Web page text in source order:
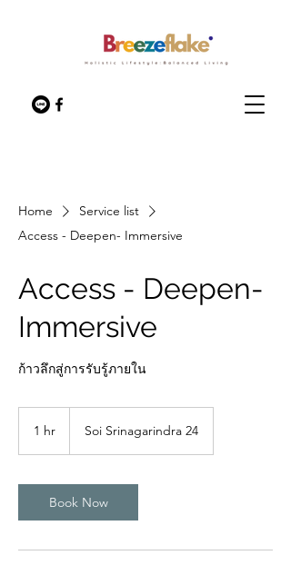
Home
Service list
Access - Deepen- Immersive
Access - Deepen-
Immersive
ก้าวลึกสู่การรับรู้ภายใน
1 hr Soi Srinagarindra 24
Book Now